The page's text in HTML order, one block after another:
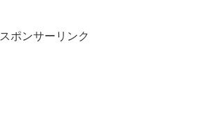
スポンサーリンク